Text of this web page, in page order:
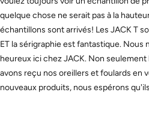
quelque chose ne serait pas à la
échantillons sont arrivés! Les JACK T
ET la sérigraphie est fantastique. Nous
heureux ici chez JACK. Non seulement
avons reçu nos oreillers et foulards en
nouveaux produits, nous espérons